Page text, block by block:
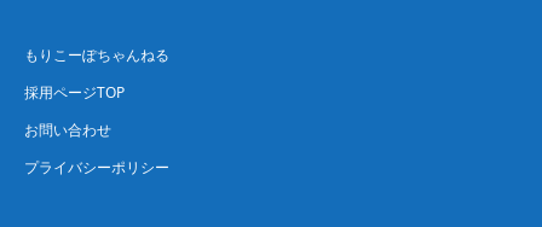
もりこーぽちゃんねる
採用ページTOP
お問い合わせ
プライバシーポリシー